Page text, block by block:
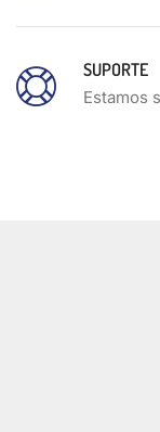
SUPORTE
Estamos